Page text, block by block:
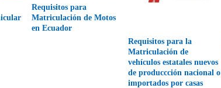
Requisitos para
Matriculación de Motos
en Ecuador
Requisitos para la
Matriculación de
vehículos estatales nuevos
de produccción nacional o
importados por casas